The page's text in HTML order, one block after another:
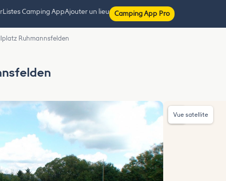
Listes Camping AppAjouter un lieu Camping App Pro
Ruhmannsfelden
Vue satellite